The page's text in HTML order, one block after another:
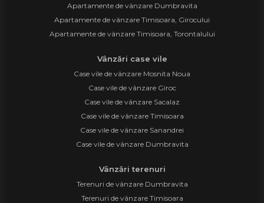
Apartamente de vânzare Dumbravita
Apartamente de vânzare Timisoara, Girocului
Apartamente de vânzare Timisoara, Torontalului
Vânzări case vile
Case vile de vânzare Mosnita Noua
Case vile de vânzare Giroc
Case vile de vânzare Sacalaz
Case vile de vânzare Timisoara
Case vile de vânzare Sanandrei
Case vile de vânzare Dumbravita
Vânzări terenuri
Terenuri de vânzare Dumbravita
Terenuri de vânzare Timisoara